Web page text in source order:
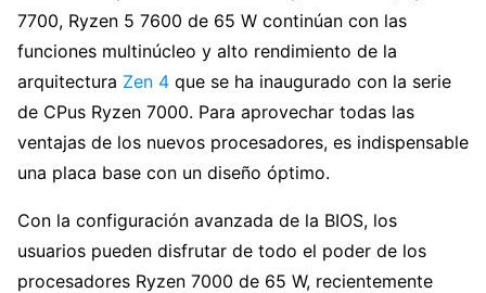
7700, Ryzen 5 7600 de 65 W continúan con las
funciones multinúcleo y alto rendimiento de la
arquitectura Zen 4 que se ha inaugurado con la serie
de CPus Ryzen 7000. Para aprovechar todas las
ventajas de los nuevos procesadores, es indispensable
una placa base con un diseño óptimo.
Con la configuración avanzada de la BIOS, los
usuarios pueden disfrutar de todo el poder de los
procesadores Ryzen 7000 de 65 W, recientemente